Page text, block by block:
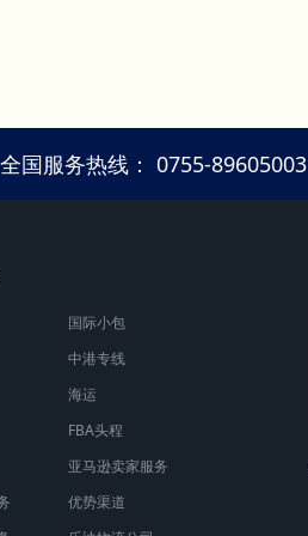
全国服务热线： 0755-89605003
国际小包
中港专线
海运
FBA头程
亚马逊卖家服务
优势渠道